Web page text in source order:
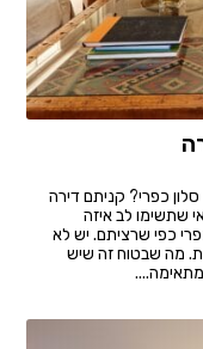
כפרי? קניתם דירה
שתשימו לב איזה
כפי שרציתם. יש לא
מה שבטוח זה שיש
מתאימה....